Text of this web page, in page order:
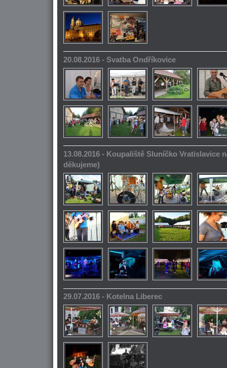
20.08.2016 - Svatba Ondříkovice
13.08.2016 - Koupaliště Sluníčko Vratislavice
děkujeme)
29.07.2016 - Kotelna Liberec